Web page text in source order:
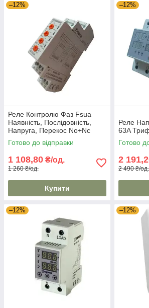
–12%
Реле Контролю Фаз Fsua
Наявність, Послідовність,
Напруга, Перекос No+Nc
ENERGIO
Готово до відправки
1 108,80 ₴/од.
1 260 ₴/од.
Купити
–12%
Реле
63A
Готово
2
2 490 ₴/од.
–12% –12%